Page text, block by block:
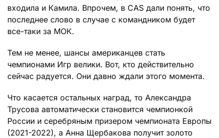
входила и Камила. Впрочем, в CAS дали понять, что
последнее слово в случае с командником будет
все-таки за МОК.
Тем не менее, шансы американцев стать
чемпионами Игр велики. Вот, кто действительно
сейчас радуется. Они давно ждали этого момента.
Что касается остальных наград, то Александра
Трусова автоматически становится чемпионкой
России и серебряным призером чемпионата Европы
(2021-2022), а Анна Щербакова получит золото